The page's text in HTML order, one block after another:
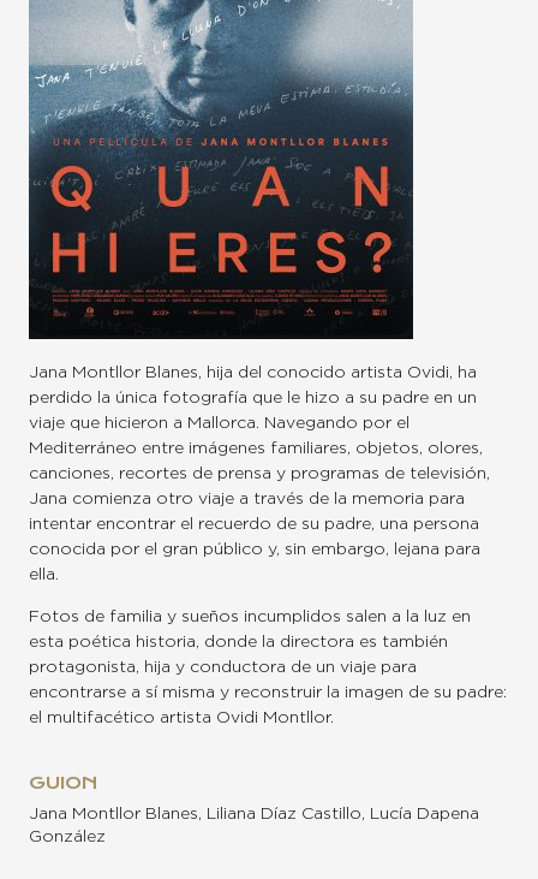
Jana Montllor Blanes, hija del conocido artista Ovidi, ha
perdido la única fotografía que le hizo a su padre en un
viaje que hicieron a Mallorca. Navegando por el
Mediterráneo entre imágenes familiares, objetos, olores,
canciones, recortes de prensa y programas de televisión,
Jana comienza otro viaje a través de la memoria para
intentar encontrar el recuerdo de su padre, una persona
conocida por el gran público y, sin embargo, lejana para
ella.
Fotos de familia y sueños incumplidos salen a la luz en
esta poética historia, donde la directora es también
protagonista, hija y conductora de un viaje para
encontrarse a sí misma y reconstruir la imagen de su padre:
el multifacético artista Ovidi Montllor.
GUION
Jana Montllor Blanes, Liliana Díaz Castillo, Lucía Dapena
González